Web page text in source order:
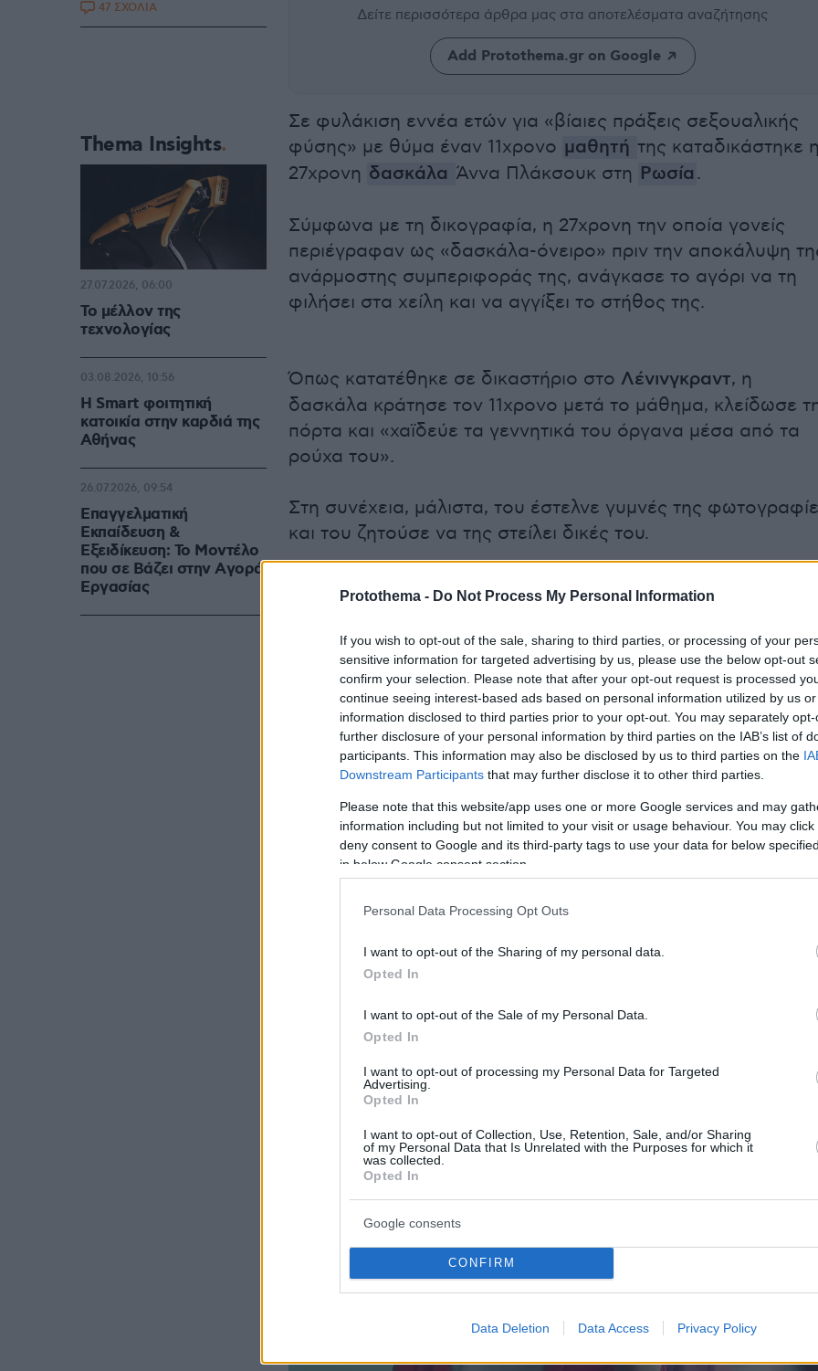
Protothema - Do Not Process My Personal Information
If you wish to opt-out of the sale, sharing to third parties, or processing of your
sensitive information for targeted advertising by us, please use the below opt-out
confirm your selection. Please note that after your opt-out request is processed
continue seeing interest-based ads based on personal information utilized by us
information disclosed to third parties prior to your opt-out. You may separately
further disclosure of your personal information by third parties on the IAB’s list of
participants. This information may also be disclosed by us to third parties on the
Downstream Participants that may further disclose it to other third parties.
Please note that this website/app uses one or more Google services and may
information including but not limited to your visit or usage behaviour. You may
deny consent to Google and its third-party tags to use your data for below
in below Google consent section.
Personal Data Processing Opt Outs
I want to opt-out of the Sharing of my personal data.
Opted In
I want to opt-out of the Sale of my Personal Data.
Opted In
I want to opt-out of processing my Personal Data for Targeted
Advertising.
Opted In
I want to opt-out of Collection, Use, Retention, Sale, and/or Sharing
of my Personal Data that Is Unrelated with the Purposes for which it
was collected.
Opted In
Google consents
CONFIRM
Data Deletion Data Access Privacy Policy
Δείτε περισσότερα άρθρα μας στα αποτελέσματα αναζήτησης
Add Protothema.gr on Google
Σε φυλάκιση εννέα ετών για «βίαιες πράξεις σεξουαλικής
φύσης» με θύμα έναν 11χρονο μαθητή της καταδικάστηκε η
27χρονη δασκάλα Άννα Πλάκσουκ στη Ρωσία .
Σύμφωνα με τη δικογραφία, η 27χρονη την οποία γονείς
περιέγραφαν ως «δασκάλα-όνειρο» πριν την αποκάλυψη
ανάρμοστης συμπεριφοράς της, ανάγκασε το αγόρι να τη
φιλήσει στα χείλη και να αγγίξει το στήθος της.
Όπως κατατέθηκε σε δικαστήριο στο Λένινγκραντ, η
δασκάλα κράτησε τον 11χρονο μετά το μάθημα, κλείδωσε
πόρτα και «χαϊδεύε τα γεννητικά του όργανα μέσα από τα
ρούχα του».
Στη συνέχεια, μάλιστα, του έστελνε γυμνές της
και του ζητούσε να της στείλει δικές του.
47 ΣΧΟΛΙΑ
Thema Insights
Το μέλλον της
τεχνολογίας
27.07.2026, 06:00
Η Smart φοιτητική
κατοικία στην καρδιά της
Αθήνας
03.08.2026, 10:56
Επαγγελματική
Εκπαίδευση &
Εξειδίκευση: Το Mοντέλο
που σε Bάζει στην Aγορά
Eργασίας
26.07.2026, 09:54